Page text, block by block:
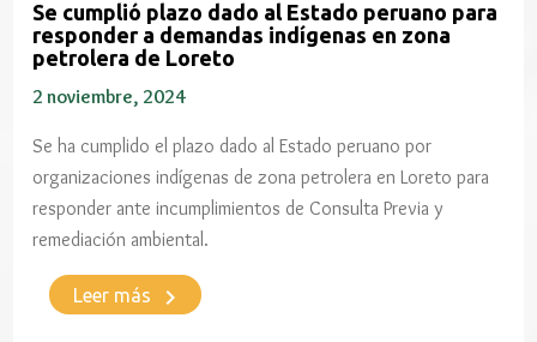
Se cumplió plazo dado al Estado peruano para
responder a demandas indígenas en zona
petrolera de Loreto
2 noviembre, 2024
Se ha cumplido el plazo dado al Estado peruano por
organizaciones indígenas de zona petrolera en Loreto para
responder ante incumplimientos de Consulta Previa y
remediación ambiental.
Leer más keyboard_arrow_right